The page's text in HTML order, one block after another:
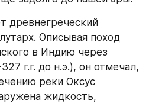
древнегреческий
Описывая поход
в Индию через
г.г. до н.э.), он отмечал,
реки Оксус
жидкость,